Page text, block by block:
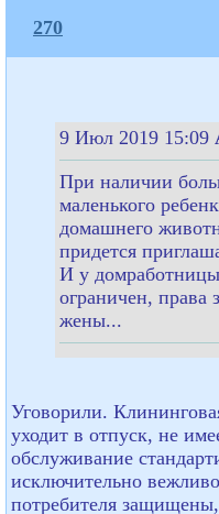
270
9 Июл 2019 15:09
При наличии
маленького
домашнего
придется
И у
ограничен,
жены...
Уговорили.
уходит в отпуск, не
обслуживание
исключительно
потребителя